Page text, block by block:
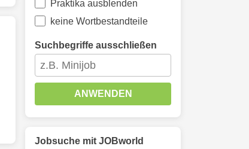
Praktika ausblenden
keine Wortbestandteile
Suchbegriffe ausschließen
ANWENDEN
Jobsuche mit JOBworld